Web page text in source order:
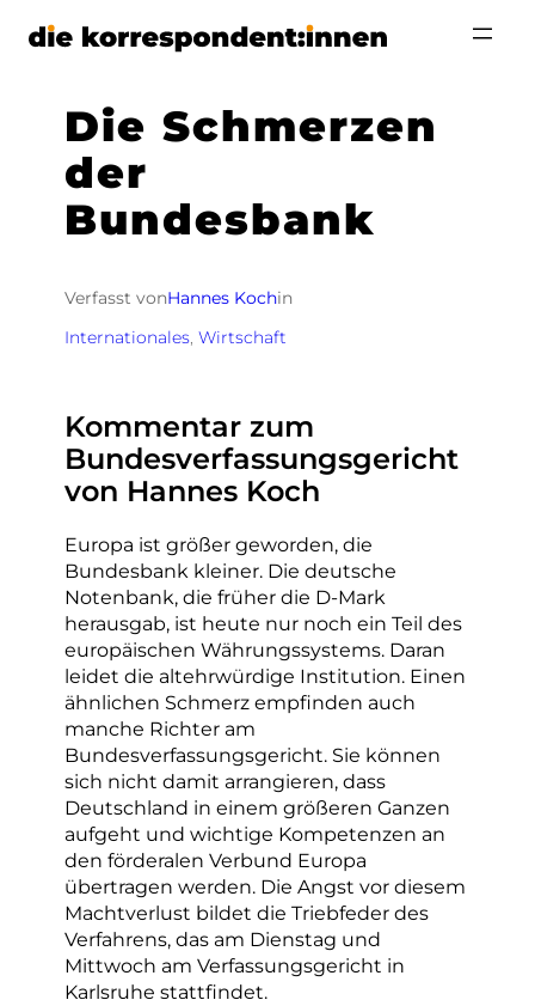
Zum
Die Schmerzen
der
Bundesbank
Verfasst vonHannes Kochin
Internationales, Wirtschaft
Kommentar zum
Bundesverfassungsgericht
von Hannes Koch
Europa ist größer geworden, die
Bundesbank kleiner. Die deutsche
Notenbank, die früher die D-Mark
herausgab, ist heute nur noch ein Teil des
europäischen Währungssystems. Daran
leidet die altehrwürdige Institution. Einen
ähnlichen Schmerz empfinden auch
manche Richter am
Bundesverfassungsgericht. Sie können
sich nicht damit arrangieren, dass
Deutschland in einem größeren Ganzen
aufgeht und wichtige Kompetenzen an
den förderalen Verbund Europa
übertragen werden. Die Angst vor diesem
Machtverlust bildet die Triebfeder des
Verfahrens, das am Dienstag und
Mittwoch am Verfassungsgericht in
Karlsruhe stattfindet.